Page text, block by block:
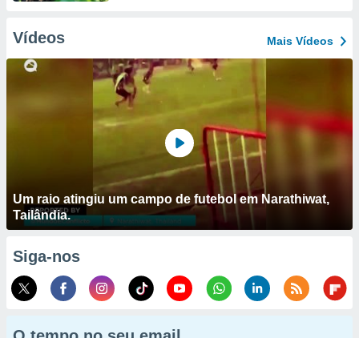
Vídeos Mais Vídeos
Um raio atingiu um campo de futebol em Narathiwat,
Tailândia.
Siga-nos